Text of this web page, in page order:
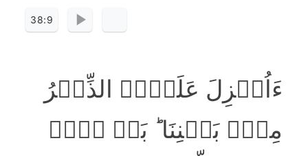
38:9
ءَاُنۡزِلَ عَلَیۡہِ الذِّکۡرُ
مِنۡۢ بَیۡنِنَا ؕ بَلۡ ہُمۡ